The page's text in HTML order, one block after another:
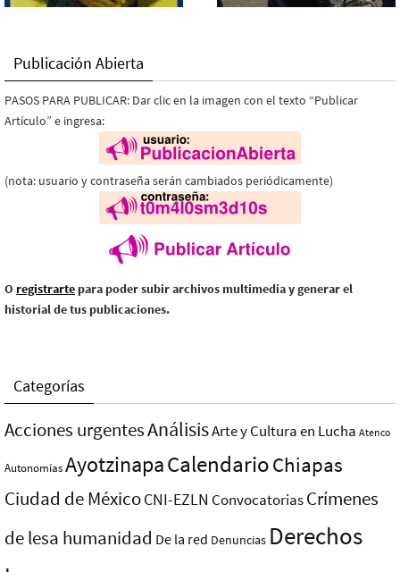
Publicación Abierta
PASOS PARA PUBLICAR: Dar clic en la imagen con el texto “Publicar
Artículo” e ingresa:
(nota: usuario y contraseña serán cambiados periódicamente)
O registrarte para poder subir archivos multimedia y generar el
historial de tus publicaciones.
Categorías
Acciones urgentesAnálisisArte y Cultura en Lucha Atenco
AutonomíasAyotzinapaCalendarioChiapas
Ciudad de MéxicoCNI-EZLN ConvocatoriasCrímenes
de lesa humanidad De la red Denuncias Derechos